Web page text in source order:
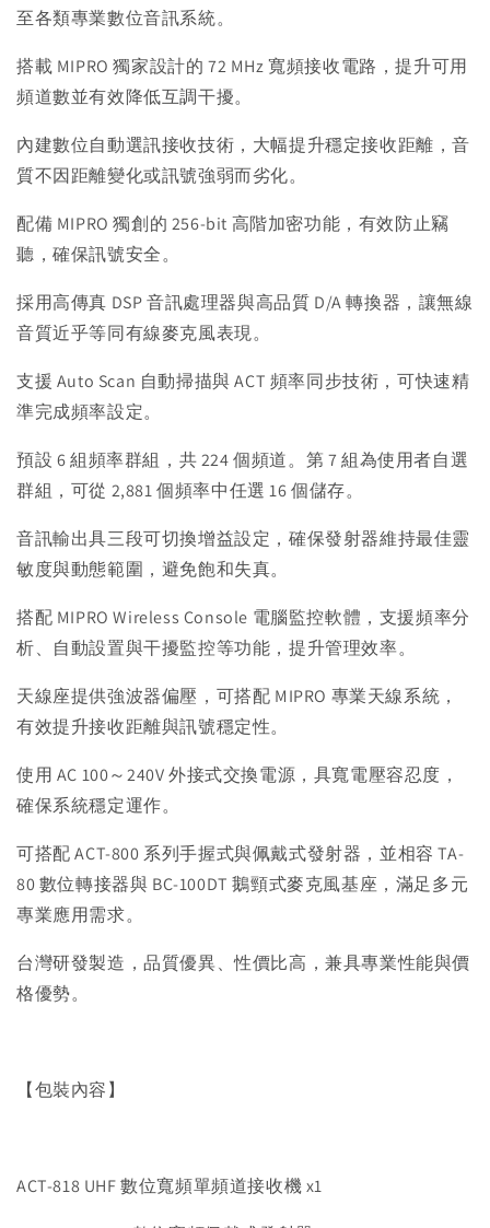
至各類專業數位音訊系統。
搭載 MIPRO 獨家設計的 72 MHz 寬頻接收電路，提升可用
頻道數並有效降低互調干擾。
內建數位自動選訊接收技術，大幅提升穩定接收距離，音
質不因距離變化或訊號強弱而劣化。
配備 MIPRO 獨創的 256-bit 高階加密功能，有效防止竊
聽，確保訊號安全。
採用高傳真 DSP 音訊處理器與高品質 D/A 轉換器，讓無線
音質近乎等同有線麥克風表現。
支援 Auto Scan 自動掃描與 ACT 頻率同步技術，可快速精
準完成頻率設定。
預設 6 組頻率群組，共 224 個頻道。第 7 組為使用者自選
群組，可從 2,881 個頻率中任選 16 個儲存。
音訊輸出具三段可切換增益設定，確保發射器維持最佳靈
敏度與動態範圍，避免飽和失真。
搭配 MIPRO Wireless Console 電腦監控軟體，支援頻率分
析、自動設置與干擾監控等功能，提升管理效率。
天線座提供強波器偏壓，可搭配 MIPRO 專業天線系統，
有效提升接收距離與訊號穩定性。
使用 AC 100～240V 外接式交換電源，具寬電壓容忍度，
確保系統穩定運作。
可搭配 ACT-800 系列手握式與佩戴式發射器，並相容 TA-
80 數位轉接器與 BC-100DT 鵝頸式麥克風基座，滿足多元
專業應用需求。
台灣研發製造，品質優異、性價比高，兼具專業性能與價
格優勢。
【包裝內容】
ACT-818 UHF 數位寬頻單頻道接收機 x1